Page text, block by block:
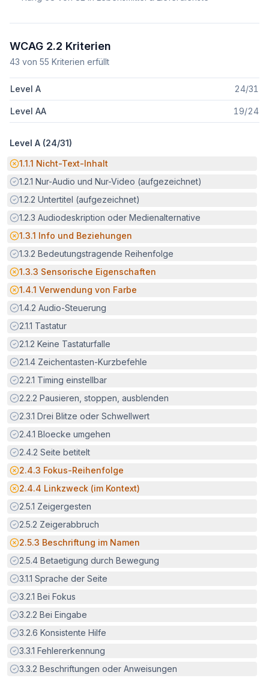
WCAG 2.2 Kriterien
43 von 55 Kriterien erfüllt
Level A 24/31
Level AA 19/24
Level A (24/31)
Potenzielle Barriere:
1.1.1 Nicht-Text-Inhalt
Erfüllt:
1.2.1 Nur-Audio und Nur-Video (aufgezeichnet)
Erfüllt:
1.2.2 Untertitel (aufgezeichnet)
Erfüllt:
1.2.3 Audiodeskription oder Medienalternative
Potenzielle Barriere:
1.3.1 Info und Beziehungen
Erfüllt:
1.3.2 Bedeutungstragende Reihenfolge
Potenzielle Barriere:
1.3.3 Sensorische Eigenschaften
Potenzielle Barriere:
1.4.1 Verwendung von Farbe
Erfüllt:
1.4.2 Audio-Steuerung
Erfüllt:
2.1.1 Tastatur
Erfüllt:
2.1.2 Keine Tastaturfalle
Erfüllt:
2.1.4 Zeichentasten-Kurzbefehle
Erfüllt:
2.2.1 Timing einstellbar
Erfüllt:
2.2.2 Pausieren, stoppen, ausblenden
Erfüllt:
2.3.1 Drei Blitze oder Schwellwert
Erfüllt:
2.4.1 Bloecke umgehen
Erfüllt:
2.4.2 Seite betitelt
Potenzielle Barriere:
2.4.3 Fokus-Reihenfolge
Potenzielle Barriere:
2.4.4 Linkzweck (im Kontext)
Erfüllt:
2.5.1 Zeigergesten
Erfüllt:
2.5.2 Zeigerabbruch
Potenzielle Barriere:
2.5.3 Beschriftung im Namen
Erfüllt:
2.5.4 Betaetigung durch Bewegung
Erfüllt:
3.1.1 Sprache der Seite
Erfüllt:
3.2.1 Bei Fokus
Erfüllt:
3.2.2 Bei Eingabe
Erfüllt:
3.2.6 Konsistente Hilfe
Erfüllt:
3.3.1 Fehlererkennung
Erfüllt:
3.3.2 Beschriftungen oder Anweisungen